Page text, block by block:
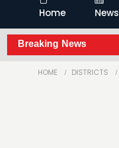
Home News
Breaking News
HOME DISTRICTS